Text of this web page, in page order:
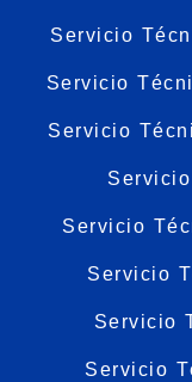
Servicio
Servicio
Servicio
Servicio
Servicio
Servicio
Servicio